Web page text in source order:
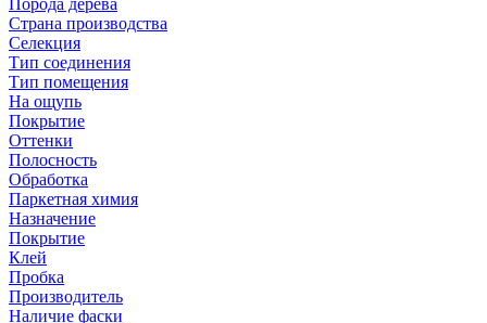
Порода дерева
Страна производства
Селекция
Тип соединения
Тип помещения
На ощупь
Покрытие
Оттенки
Полосность
Обработка
Паркетная химия
Назначение
Покрытие
Клей
Пробка
Производитель
Наличие фаски